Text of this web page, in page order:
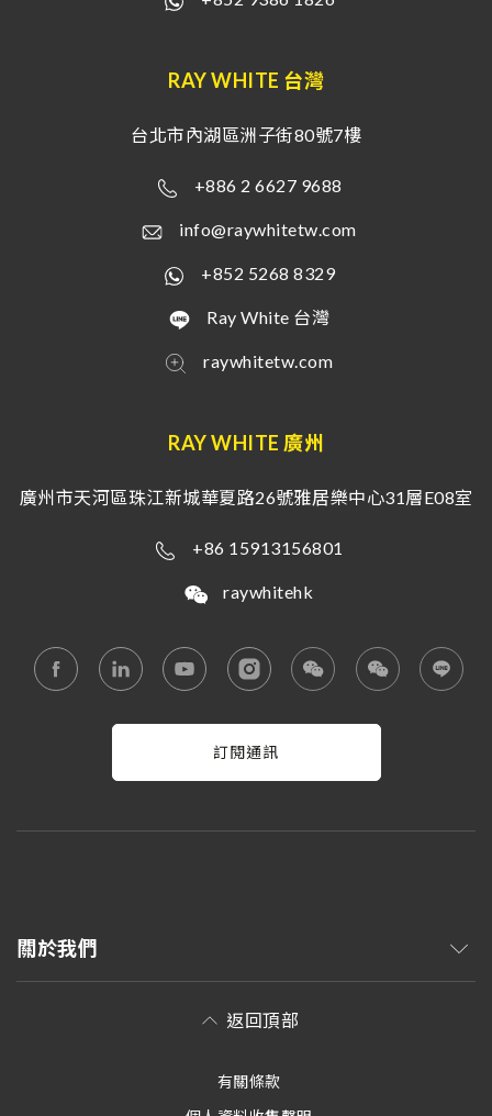
RAY WHITE 台灣
台北市內湖區洲子街80號7樓
+886 2 6627 9688
info@raywhitetw.com
+852 5268 8329
Ray White 台灣
raywhitetw.com
RAY WHITE 廣州
廣州市天河區珠江新城華夏路26號雅居樂中心31層E08室
+86 15913156801
raywhitehk
訂閱通訊
關於我們
返回頂部
有關條款